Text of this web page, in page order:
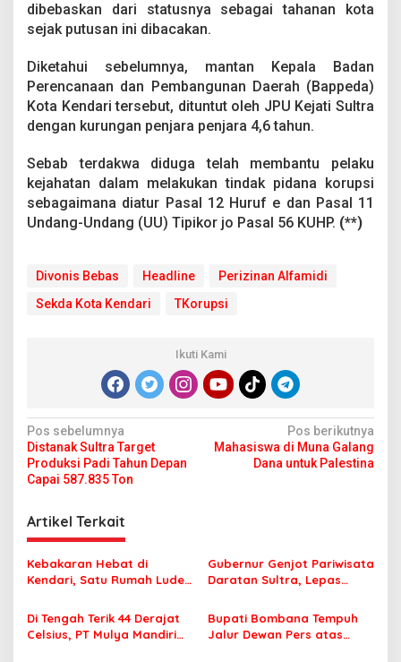
z
i
a
n
A
l
f
i
d
i
dibebaskan dari statusnya sebagai tahanan kota
sejak putusan ini dibacakan.
Diketahui sebelumnya, mantan Kepala Badan
Perencanaan dan Pembangunan Daerah (Bappeda)
Kota Kendari tersebut, dituntut oleh JPU Kejati Sultra
dengan kurungan penjara penjara 4,6 tahun.
Sebab terdakwa diduga telah membantu pelaku
kejahatan dalam melakukan tindak pidana korupsi
sebagaimana diatur Pasal 12 Huruf e dan Pasal 11
Undang-Undang (UU) Tipikor jo Pasal 56 KUHP. (**)
Divonis Bebas Headline
Perizinan Alfamidi
Sekda Kota Kendari
TKorupsi
Ikuti Kami
N
a
v
i
g
a
s
i
p
Pos sebelumnya
Distanak Sultra Target
Produksi Padi Tahun Depan
Capai 587.835 Ton
Pos berikutnya
Mahasiswa di Muna Galang
Dana untuk Palestina
Artikel Terkait
Kebakaran Hebat di
Kendari, Satu Rumah Ludes
Gubernur Genjot Pariwisata
Daratan Sultra, Lepas
Tiga Kabupaten Unggulan
Di Tengah Terik 44 Derajat
Celsius, PT Mulya Mandiri
Bupati Bombana Tempuh
Jalur Dewan Pers atas